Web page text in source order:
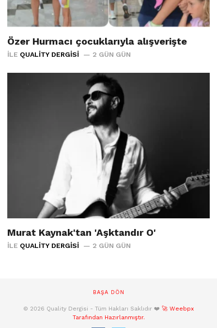
Özer Hurmacı çocuklarıyla alışverişte
İLE QUALITY DERGISI 2 GÜN GÜN
Murat Kaynak'tan 'Aşktandır O'
İLE QUALITY DERGISI 2 GÜN GÜN
BAŞA DÖN
© 2026 Quality Dergisi - Tüm Hakları Saklıdır ❤️ 🚀 Weebpx
Tarafından Hazırlanmıştır.